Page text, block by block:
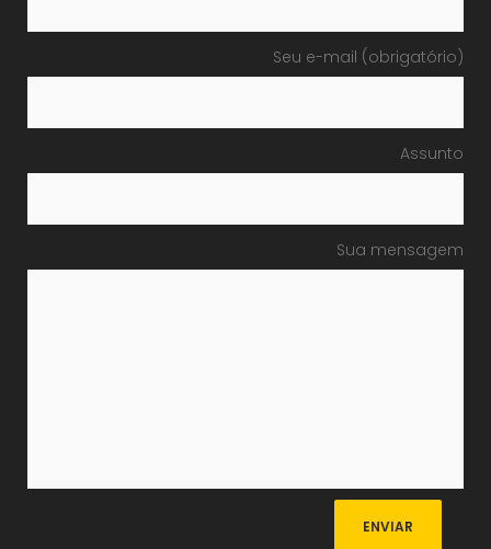
Seu e-mail (obrigatório)
Assunto
Sua mensagem